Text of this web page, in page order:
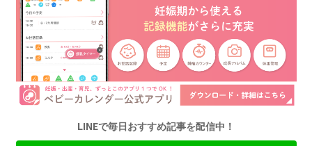
LINEで毎日おすすめ記事を配信中！